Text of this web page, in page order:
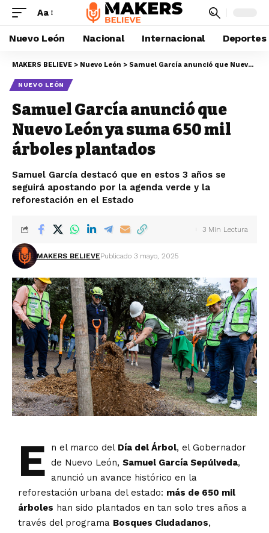
Aa
Nuevo León Nacional Internacional Deportes
MAKERS BELIEVE > Nuevo León > Samuel García anunció que Nuevo León ya suma 650 mil árboles plantados
NUEVO LEÓN
Samuel García anunció que
Nuevo León ya suma 650 mil
árboles plantados
Samuel García destacó que en estos 3 años se
seguirá apostando por la agenda verde y la
reforestación en el Estado
MAKERS BELIEVEPublicado 3 mayo, 2025
3 Min Lectura
E n el marco del Día del Árbol, el Gobernador
de Nuevo León, Samuel García Sepúlveda,
anunció un avance histórico en la
reforestación urbana del estado: más de 650 mil
árboles han sido plantados en tan solo tres años a
través del programa Bosques Ciudadanos,